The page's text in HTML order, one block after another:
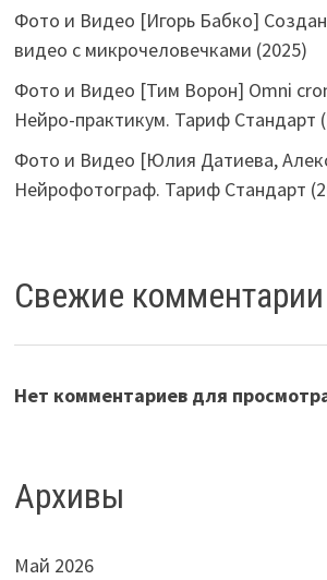
Фото и Видео [Игорь Бабко]
видео с микрочеловечками (2025)
Фото и Видео [Тим Ворон] Omni
Нейро-практикум. Тариф Стандарт
Фото и Видео [Юлия Датиева,
Нейрофотограф. Тариф Стандарт
Свежие комментарии
Нет комментариев для
Архивы
Май 2026